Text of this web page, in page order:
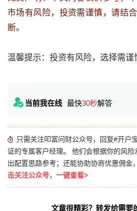
市场有风险，投资需谨慎，请结
断。
温馨提示：投资有风险，选择需谨
当前我在线 最快30秒解答
只需关注叩富问财公众号，回复#开户
证的专属客户经理。 他们会根据你的风
出配置思路参考；还能协助协商优惠佣金
击关注公众号，一键查看>
文章很精彩？转发给需要